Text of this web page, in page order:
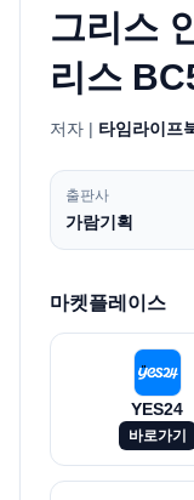
그리스
리스
저자 | 타임라이프
출판사
가람기획
마켓플레이스
YES24
바로가기